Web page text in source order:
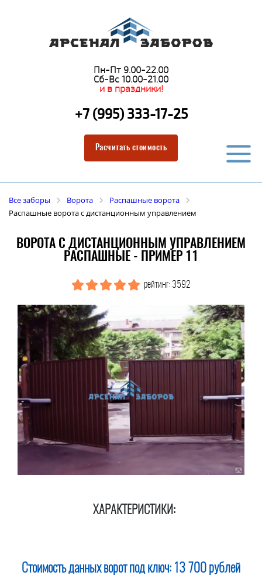
Пн-Пт 9.00-22.00
Сб-Вс 10.00-21.00
и в праздники!
+7 (995) 333-17-25
Расчитать стоимость
Все заборы Ворота
Распашные ворота
Распашные ворота с дистанционным управлением
ВОРОТА С ДИСТАНЦИОННЫМ УПРАВЛЕНИЕМ
РАСПАШНЫЕ - ПРИМЕР 11
рейтинг: 3592
ХАРАКТЕРИСТИКИ:
Стоимость данных ворот под ключ: 13 700 рублей